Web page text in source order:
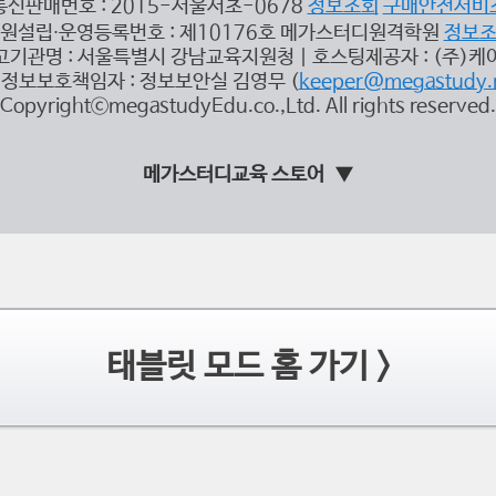
신판매번호 : 2015-서울서초-0678 정보조회 구매안전서비
설립∙운영등록번호 : 제10176호 메가스터디원격학원 정보
기관명 : 서울특별시 강남교육지원청 | 호스팅제공자 : (주)케
보보호책임자 : 정보보안실 김영무 (
CopyrightⓒmegastudyEdu.co.,Ltd. All rights reserved.
메가스터디교육 스토어
태블릿 모드 홈 가기 >